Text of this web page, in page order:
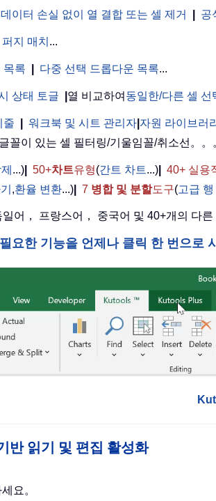
데이터 손실 없이 열 결합 또는 셀 제거 공
퍼지 매치 ...
목록 다중 선택 드롭다운 목록...
상태 토글 열 비교하여 동일한/다른 셀 선
줄 워크북 및 시트 관리자 자원 라이브러리
꼴이 있는 셀 필터링/기울임꼴/취소선。。
...) 50+차트유형(간트 차트...) 40+ 실용
,환율 변환...) 7 병합 및 분할도구(고급
어， 프랑스어， 중국어 및 40+개의 다른
필요한 기능을 언제나 클릭 한 번으로
반 읽기 및 편집 활성화
요。